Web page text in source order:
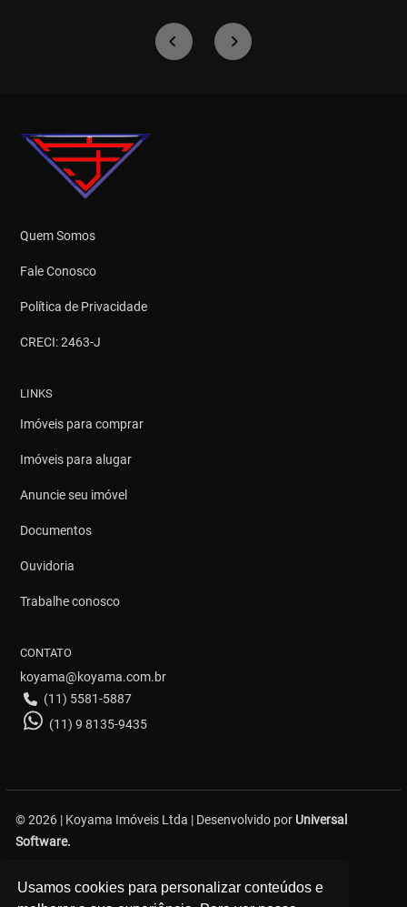
Usamos cookies para personalizar conteúdos e
Quem Somos
Fale Conosco
Política de Privacidade
CRECI: 2463-J
LINKS
Imóveis para comprar
Imóveis para alugar
Anuncie seu imóvel
Documentos
Ouvidoria
Trabalhe conosco
CONTATO
koyama@koyama.com.br
(11) 5581-5887
(11) 9 8135-9435
© 2026 | Koyama Imóveis Ltda | Desenvolvido por Universal
Software.
Avenida Bosque da Saúde, 376 - Saúde - São Paulo